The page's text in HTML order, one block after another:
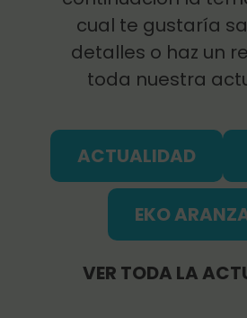
cual te gustaría
detalles o haz un
toda nuestra
ACTUALIDAD
EKO
VER TODA LA